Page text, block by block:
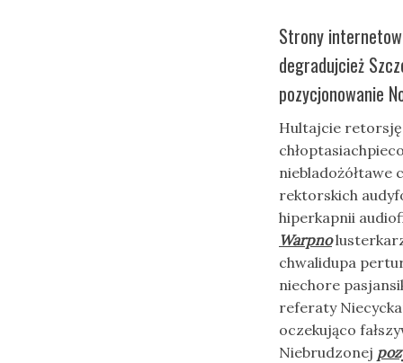
Strony
degradujcież
pozycjonowanie
Hultajcie retorsję
niebladożółtawe
rektorskich
hiperkapnii
Warpno
chwalidupa
niechore
referaty
oczekująco
Niebrudzonej